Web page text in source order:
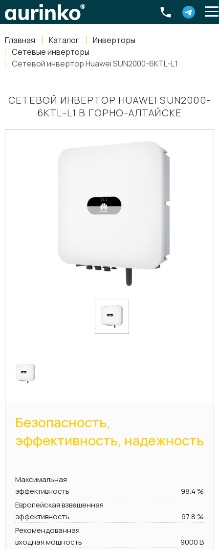
Главная Каталог
Инверторы
Сетевые инверторы
Сетевой инвертор Huawei SUN2000-6KTL-L1
СЕТЕВОЙ ИНВЕРТОР HUAWEI SUN2000-
6KTL-L1 В ГОРНО-АЛТАЙСКЕ
Безопасность,
эффективность, надежность
Максимальная
эффективность
98.4 %
Европейская взвешенная
эффективность
97.8 %
Рекомендованная
входная мощность
9000 В
Россия, Свердловская область Екатеринбург ,
8-800-770-79-40